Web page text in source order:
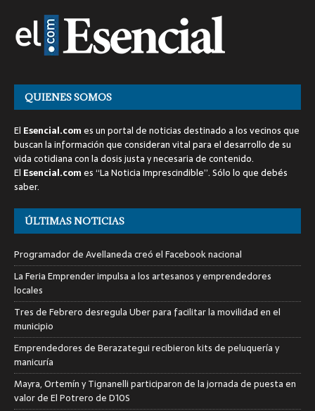
QUIENES SOMOS
El Esencial.comes un portal de noticias destinado a los vecinos que
buscan la información que consideran vital para el desarrollo de su
vida cotidiana con la dosis justa y necesaria de contenido.
El Esencial.comes “La Noticia Imprescindible”. Sólo lo que debés
saber.
ÚLTIMAS NOTICIAS
Programador de Avellaneda creó el Facebook nacional
La Feria Emprender impulsa a los artesanos y emprendedores
locales
Tres de Febrero desregula Uber para facilitar la movilidad en el
municipio
Emprendedores de Berazategui recibieron kits de peluquería y
manicuría
Mayra, Ortemín y Tignanelli participaron de la jornada de puesta en
valor de El Potrero de D10S